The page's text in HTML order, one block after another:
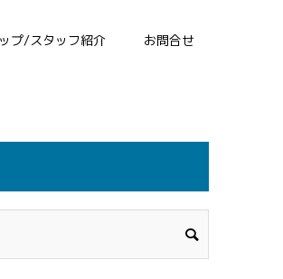
プ/スタッフ紹介 お問合せ